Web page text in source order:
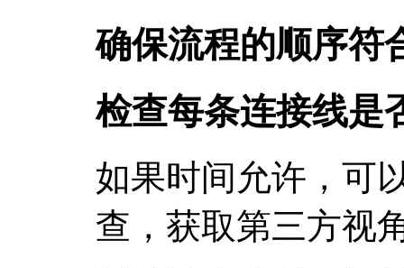
确保流程的顺序符
检查每条连接线是
如果时间允许，可
查，获取第三方视